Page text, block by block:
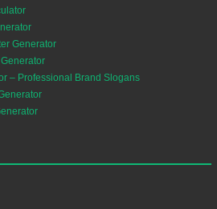
Generator
– Professional Brand Slogans